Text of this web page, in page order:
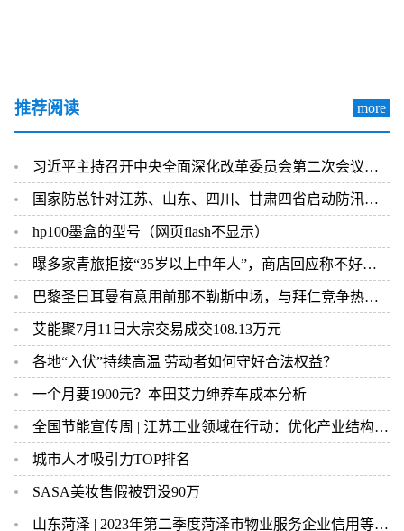
推荐阅读 more
习近平主持召开中央全面深化改革委员会第二次会议强调 建设更高水平开放型经济新体制 推动能耗双控逐步转向碳排放双控
国家防总针对江苏、山东、四川、甘肃四省启动防汛四级应急响应
hp100墨盒的型号（网页flash不显示）
曝多家青旅拒接“35岁以上中年人”，商店回应称不好管，网友怒了
巴黎圣日耳曼有意用前那不勒斯中场，与拜仁竞争热刺前锋凯恩
艾能聚7月11日大宗交易成交108.13万元
各地“入伏”持续高温 劳动者如何守好合法权益？
一个月要1900元？本田艾力绅养车成本分析
全国节能宣传周 | 江苏工业领域在行动：优化产业结构、挖掘节能产业潜力
城市人才吸引力TOP排名
SASA美妆售假被罚没90万
山东菏泽 | 2023年第二季度菏泽市物业服务企业信用等级情况通报